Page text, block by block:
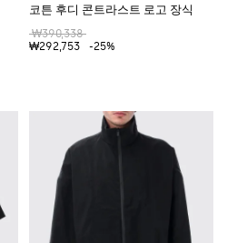
코튼 후디 콘트라스트 로고 장식
₩390,338
₩292,753
-25%